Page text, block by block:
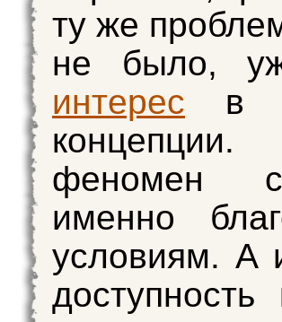
ту же
не было,
интерес в
феномен
именно
условиям. А